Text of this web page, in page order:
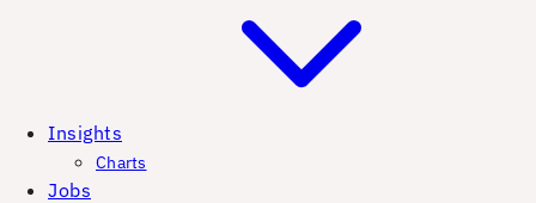
Insights
Charts
Jobs